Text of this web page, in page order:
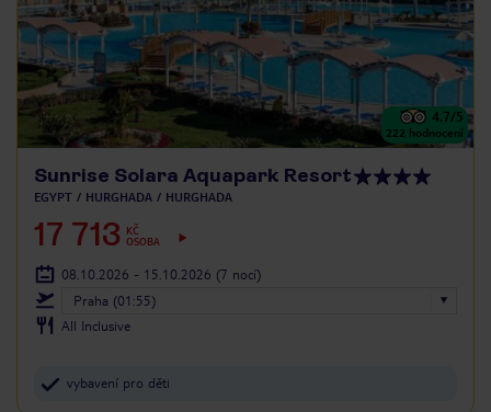
4.7/5
222 hodnocení
Sunrise Solara Aquapark Resort
EGYPT HURGHADA HURGHADA
17 713
KČ
OSOBA
08.10.2026 - 15.10.2026 (7 nocí)
Praha (01:55)
All Inclusive
vybavení pro děti